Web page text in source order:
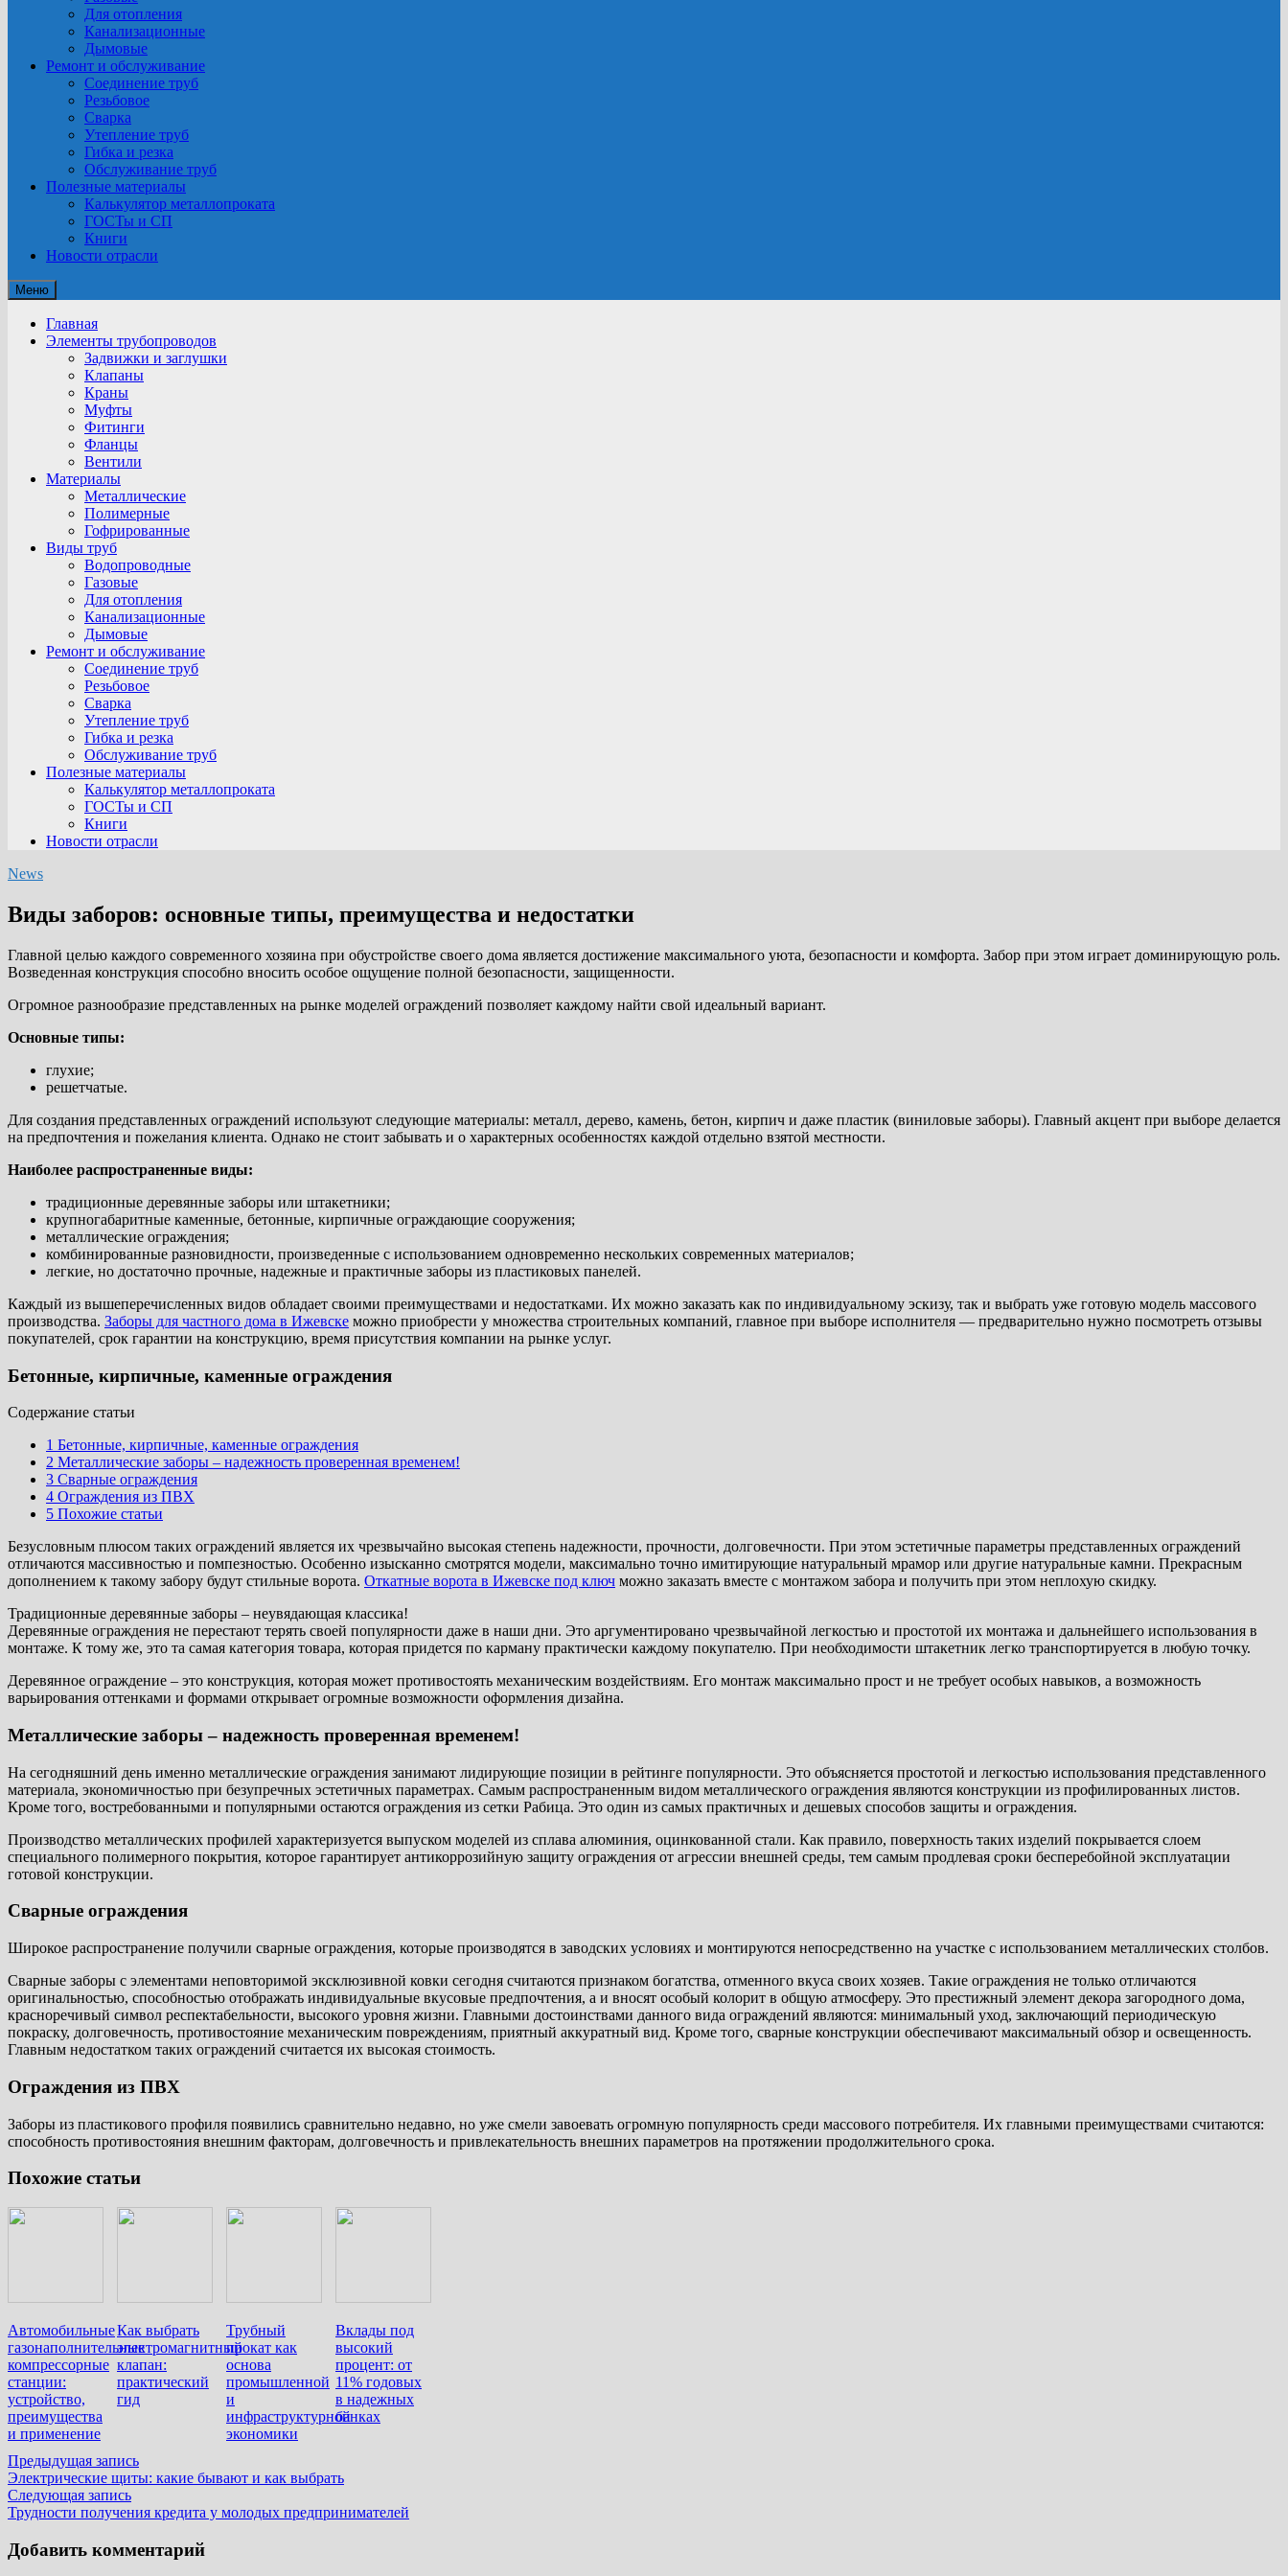
Для отопления
Канализационные
Дымовые
Ремонт и обслуживание
Соединение труб
Резьбовое
Сварка
Утепление труб
Гибка и резка
Обслуживание труб
Полезные материалы
Калькулятор металлопроката
ГОСТы и СП
Книги
Новости отрасли
Меню
Главная
Элементы трубопроводов
Задвижки и заглушки
Клапаны
Краны
Муфты
Фитинги
Фланцы
Вентили
Материалы
Металлические
Полимерные
Гофрированные
Виды труб
Водопроводные
Газовые
Для отопления
Канализационные
Дымовые
Ремонт и обслуживание
Соединение труб
Резьбовое
Сварка
Утепление труб
Гибка и резка
Обслуживание труб
Полезные материалы
Калькулятор металлопроката
ГОСТы и СП
Книги
Новости отрасли
News
Виды заборов: основные типы, преимущества и недостатки
Главной целью каждого современного хозяина при обустройстве своего дома является достижение максимального уюта, безопасности и комфорта. Забор при этом играет доминирующую роль.
Возведенная конструкция способно вносить особое ощущение полной безопасности, защищенности.
Огромное разнообразие представленных на рынке моделей ограждений позволяет каждому найти свой идеальный вариант.
Основные типы:
глухие;
решетчатые.
Для создания представленных ограждений используют следующие материалы: металл, дерево, камень, бетон, кирпич и даже пластик (виниловые заборы). Главный акцент при выборе делается
на предпочтения и пожелания клиента. Однако не стоит забывать и о характерных особенностях каждой отдельно взятой местности.
Наиболее распространенные виды:
традиционные деревянные заборы или штакетники;
крупногабаритные каменные, бетонные, кирпичные ограждающие сооружения;
металлические ограждения;
комбинированные разновидности, произведенные с использованием одновременно нескольких современных материалов;
легкие, но достаточно прочные, надежные и практичные заборы из пластиковых панелей.
Каждый из вышеперечисленных видов обладает своими преимуществами и недостатками. Их можно заказать как по индивидуальному эскизу, так и выбрать уже готовую модель массового
производства. Заборы для частного дома в Ижевске можно приобрести у множества строительных компаний, главное при выборе исполнителя — предварительно нужно посмотреть отзывы
покупателей, срок гарантии на конструкцию, время присутствия компании на рынке услуг.
Бетонные, кирпичные, каменные ограждения
Cодержание статьи
1 Бетонные, кирпичные, каменные ограждения
2 Металлические заборы – надежность проверенная временем!
3 Сварные ограждения
4 Ограждения из ПВХ
5 Похожие статьи
Безусловным плюсом таких ограждений является их чрезвычайно высокая степень надежности, прочности, долговечности. При этом эстетичные параметры представленных ограждений
отличаются массивностью и помпезностью. Особенно изысканно смотрятся модели, максимально точно имитирующие натуральный мрамор или другие натуральные камни. Прекрасным
дополнением к такому забору будут стильные ворота. Откатные ворота в Ижевске под ключ можно заказать вместе с монтажом забора и получить при этом неплохую скидку.
Традиционные деревянные заборы – неувядающая классика!
Деревянные ограждения не перестают терять своей популярности даже в наши дни. Это аргументировано чрезвычайной легкостью и простотой их монтажа и дальнейшего использования в
монтаже. К тому же, это та самая категория товара, которая придется по карману практически каждому покупателю. При необходимости штакетник легко транспортируется в любую точку.
Деревянное ограждение – это конструкция, которая может противостоять механическим воздействиям. Его монтаж максимально прост и не требует особых навыков, а возможность
варьирования оттенками и формами открывает огромные возможности оформления дизайна.
Металлические заборы – надежность проверенная временем!
На сегодняшний день именно металлические ограждения занимают лидирующие позиции в рейтинге популярности. Это объясняется простотой и легкостью использования представленного
материала, экономичностью при безупречных эстетичных параметрах. Самым распространенным видом металлического ограждения являются конструкции из профилированных листов.
Кроме того, востребованными и популярными остаются ограждения из сетки Рабица. Это один из самых практичных и дешевых способов защиты и ограждения.
Производство металлических профилей характеризуется выпуском моделей из сплава алюминия, оцинкованной стали. Как правило, поверхность таких изделий покрывается слоем
специального полимерного покрытия, которое гарантирует антикоррозийную защиту ограждения от агрессии внешней среды, тем самым продлевая сроки бесперебойной эксплуатации
готовой конструкции.
Сварные ограждения
Широкое распространение получили сварные ограждения, которые производятся в заводских условиях и монтируются непосредственно на участке с использованием металлических столбов.
Сварные заборы с элементами неповторимой эксклюзивной ковки сегодня считаются признаком богатства, отменного вкуса своих хозяев. Такие ограждения не только отличаются
оригинальностью, способностью отображать индивидуальные вкусовые предпочтения, а и вносят особый колорит в общую атмосферу. Это престижный элемент декора загородного дома,
красноречивый символ респектабельности, высокого уровня жизни. Главными достоинствами данного вида ограждений являются: минимальный уход, заключающий периодическую
покраску, долговечность, противостояние механическим повреждениям, приятный аккуратный вид. Кроме того, сварные конструкции обеспечивают максимальный обзор и освещенность.
Главным недостатком таких ограждений считается их высокая стоимость.
Ограждения из ПВХ
Заборы из пластикового профиля появились сравнительно недавно, но уже смели завоевать огромную популярность среди массового потребителя. Их главными преимуществами считаются:
способность противостояния внешним факторам, долговечность и привлекательность внешних параметров на протяжении продолжительного срока.
Похожие статьи
Автомобильные
газонаполнительные
компрессорные
станции:
устройство,
преимущества
и применение
Как выбрать
электромагнитный
клапан:
практический
гид
Трубный
прокат как
основа
промышленной
и
инфраструктурной
экономики
Вклады под
высокий
процент: от
11% годовых
в надежных
банках
Навигация
по
записям
Предыдущая записьПредыдущая
запись:
Электрические щиты: какие бывают и как выбрать
Следующая записьСледующая
запись:
Трудности получения кредита у молодых предпринимателей
Добавить комментарий